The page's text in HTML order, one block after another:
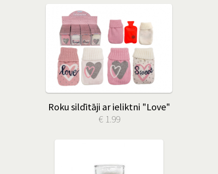
Roku sildītāji ar ieliktni "Love"
€ 1.99